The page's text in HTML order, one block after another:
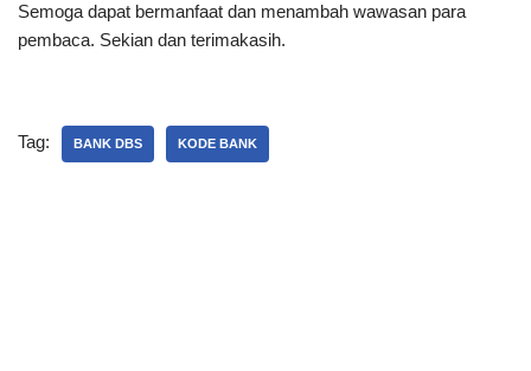
Semoga dapat bermanfaat dan menambah wawasan para
pembaca. Sekian dan terimakasih.
Tag: BANK DBS KODE BANK